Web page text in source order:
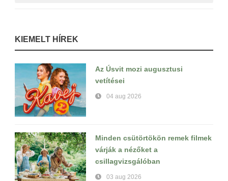
KIEMELT HÍREK
Az Úsvit mozi augusztusi
vetítései
04 aug 2026
Minden csütörtökön remek filmek
várják a nézőket a
csillagvizsgálóban
03 aug 2026